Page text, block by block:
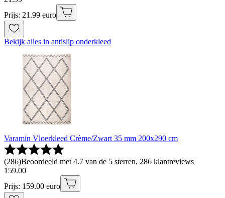
Prijs: 21.99 euro
Bekijk alles in antislip onderkleed
Varamin Vloerkleed Crème/Zwart 35 mm 200x290 cm
(286)Beoordeeld met 4.7 van de 5 sterren, 286 klantreviews
159.00
Prijs: 159.00 euro